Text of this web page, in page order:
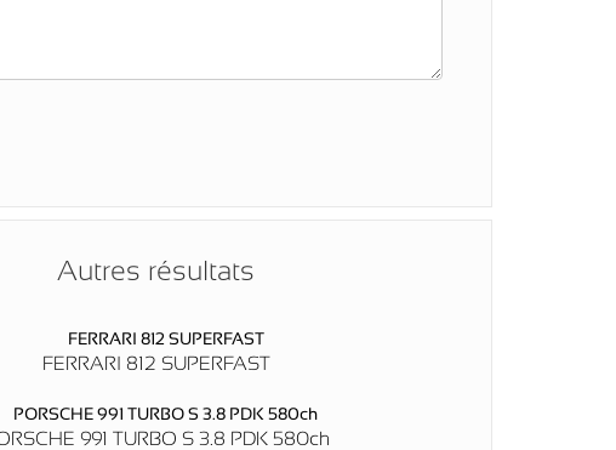
Autres résultats
FERRARI 812 SUPERFAST
991 TURBO S 3.8 PDK 580ch